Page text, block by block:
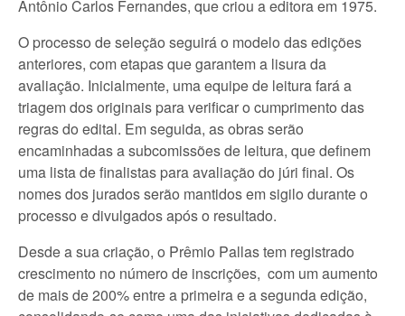
Antônio Carlos Fernandes, que criou a editora em 1975.
O processo de seleção seguirá o modelo das edições
anteriores, com etapas que garantem a lisura da
avaliação. Inicialmente, uma equipe de leitura fará a
triagem dos originais para verificar o cumprimento das
regras do edital. Em seguida, as obras serão
encaminhadas a subcomissões de leitura, que definem
uma lista de finalistas para avaliação do júri final. Os
nomes dos jurados serão mantidos em sigilo durante o
processo e divulgados após o resultado.
Desde a sua criação, o Prêmio Pallas tem registrado
crescimento no número de inscrições, com um aumento
de mais de 200% entre a primeira e a segunda edição,